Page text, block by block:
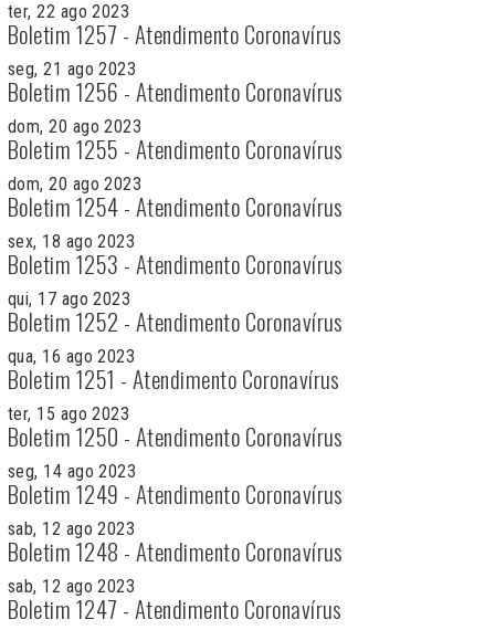
ter, 22 ago 2023
Boletim 1257 - Atendimento Coronavírus
seg, 21 ago 2023
Boletim 1256 - Atendimento Coronavírus
dom, 20 ago 2023
Boletim 1255 - Atendimento Coronavírus
dom, 20 ago 2023
Boletim 1254 - Atendimento Coronavírus
sex, 18 ago 2023
Boletim 1253 - Atendimento Coronavírus
qui, 17 ago 2023
Boletim 1252 - Atendimento Coronavírus
qua, 16 ago 2023
Boletim 1251 - Atendimento Coronavírus
ter, 15 ago 2023
Boletim 1250 - Atendimento Coronavírus
seg, 14 ago 2023
Boletim 1249 - Atendimento Coronavírus
sab, 12 ago 2023
Boletim 1248 - Atendimento Coronavírus
sab, 12 ago 2023
Boletim 1247 - Atendimento Coronavírus